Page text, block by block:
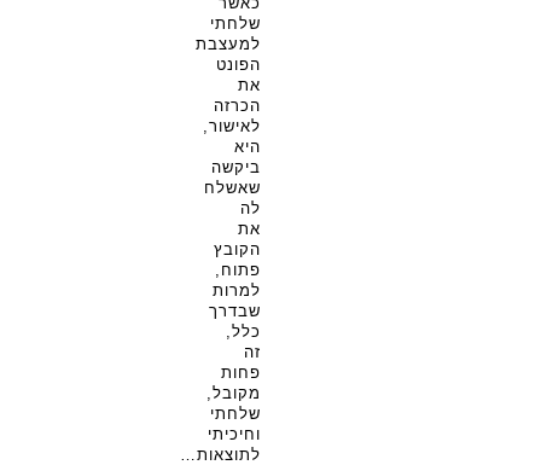
שלחתי
למעצבת
הפונט
את
הכרזה
לאישור,
היא
ביקשה
שאשלח
לה
את
הקובץ
פתוח,
למרות
שבדרך
כלל,
זה
פחות
מקובל,
שלחתי
וחיכיתי
לתוצאות…